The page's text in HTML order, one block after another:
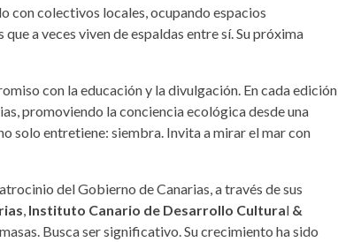
con colectivos locales, ocupando espacios
a veces viven de espaldas entre sí. Su próxima
con la educación y la divulgación. En cada edición
promoviendo la conciencia ecológica desde una
solo entretiene: siembra. Invita a mirar el mar con
del Gobierno de Canarias, a través de sus
Instituto Canario de Desarrollo Cultural &
Busca ser significativo. Su crecimiento ha sido